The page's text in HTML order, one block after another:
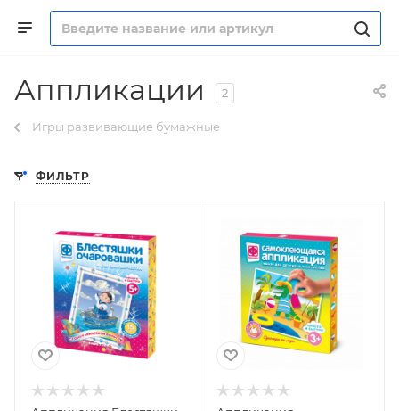
Аппликации 2
Игры развивающие бумажные
ФИЛЬТР